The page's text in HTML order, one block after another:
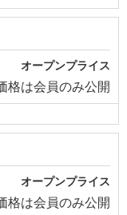
オープンプライス
格は会員のみ公開
オープンプライス
格は会員のみ公開